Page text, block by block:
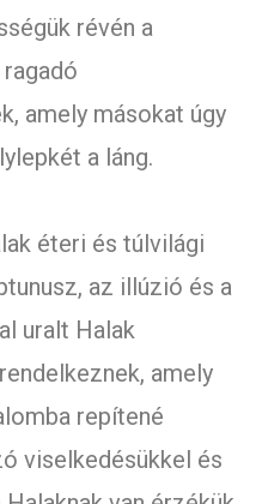
révén a
amely másokat úgy
a láng.
éteri és túlvilági
az illúzió és a
uralt Halak
amely
repítené
viselkedésükkel és